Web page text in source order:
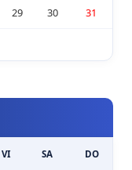
29 30 31
VI SA DO